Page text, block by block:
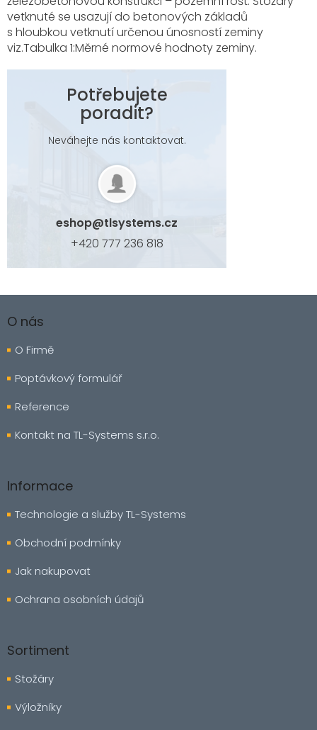
vetknuté se usazují do betonových základů
s hloubkou vetknutí určenou únosností zeminy
viz.Tabulka 1:Měrné normové hodnoty zeminy.
Potřebujete
poradit?
Neváhejte nás kontaktovat.
eshop@tlsystems.cz
+420 777 236 818
á
a
O nás
O Firmě
Poptávkový formulář
Reference
Kontakt na TL-Systems s.r.o.
Informace
Technologie a služby TL-Systems
Obchodní podmínky
Jak nakupovat
Ochrana osobních údajů
Sortiment
Stožáry
Výložníky